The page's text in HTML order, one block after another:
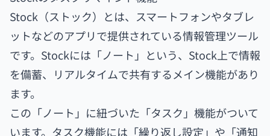
Stock（ストック）とは、スマートフォンやタブレ
ットなどのアプリで提供されている情報管理ツール
です。Stockには「ノート」という、Stock上で情報
を備蓄、リアルタイムで共有するメイン機能があり
ます。
この「ノート」に紐づいた「タスク」機能がついて
います。タスク機能には「繰り返し設定」や「通知